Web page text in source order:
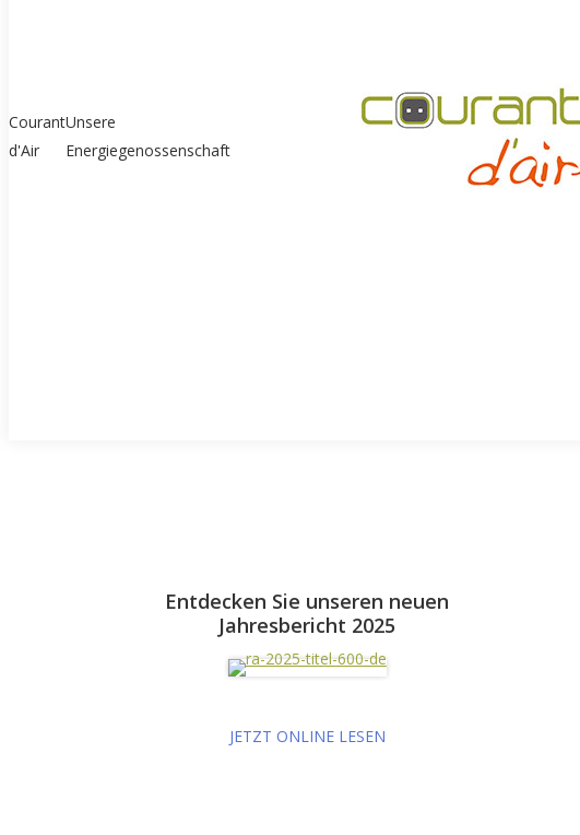
Courant
d'Air
Unsere
Energiegenossenschaft
Entdecken Sie unseren neuen
Jahresbericht 2025
JETZT ONLINE LESEN